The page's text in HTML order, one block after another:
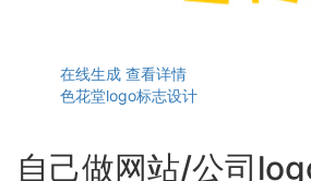
在线生成 查看详情
色花堂logo标志设计
自己做网站/公司